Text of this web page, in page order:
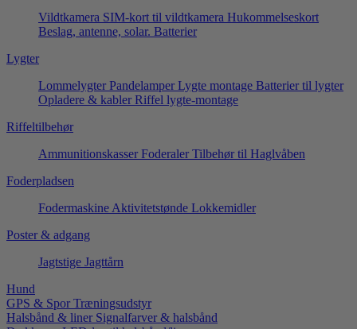
Vildtkamera SIM-kort til vildtkamera Hukommelseskort
Beslag, antenne, solar. Batterier
Lygter
Lommelygter Pandelamper Lygte montage Batterier til lygter
Opladere & kabler Riffel lygte-montage
Riffeltilbehør
Ammunitionskasser Foderaler Tilbehør til Haglvåben
Foderpladsen
Fodermaskine Aktivitetstønde Lokkemidler
Poster & adgang
Jagtstige Jagttårn
Hund
GPS & Spor Træningsudstyr
Halsbånd & liner Signalfarver & halsbånd